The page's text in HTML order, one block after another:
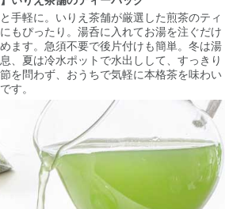
手軽に。いりえ茶舗が厳選した煎茶のティ
もぴったり。湯呑に入れてお湯を注ぐだけ
ます。急須不要で後片付けも簡単。冬は湯
、夏は冷水ポットで水出しして、すっきり
を問わず、おうちで気軽に本格茶を味わい
す。